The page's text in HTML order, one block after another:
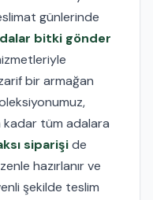
günlerinde
bitki gönder
bir armağan
kadar tüm adalara
siparişide
hazırlanır ve
şekilde teslim